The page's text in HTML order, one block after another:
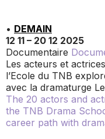
• DEMAIN
12 11 – 20 12 2025
Documentaire
Les acteurs et
l’Ecole du TNB
avec la dramaturge
The 20 actors and
the TNB Drama
career path with